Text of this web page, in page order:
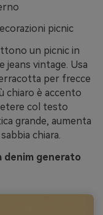
picnic
un picnic in
jeans vintage. Usa
per frecce
chiaro è accento
col testo
grande, aumenta
chiara.
denim generato